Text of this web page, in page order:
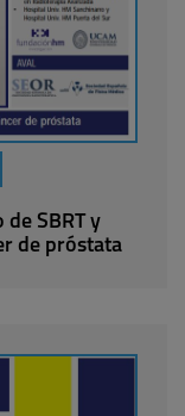
SBRT y
de próstata